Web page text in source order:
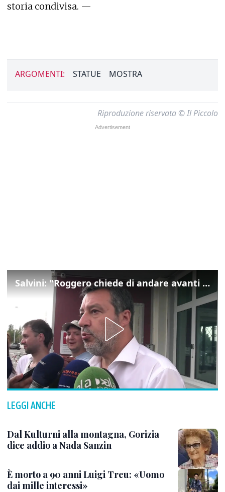
storia condivisa. —
ARGOMENTI: STATUE MOSTRA
Riproduzione riservata © Il Piccolo
Salvini: "Roggero chiede di andare avanti su norma anti-risarcimenti"
LEGGI ANCHE
Dal Kulturni alla montagna, Gorizia
dice addio a Nada Sanzin
È morto a 90 anni Luigi Treu: «Uomo
dai mille interessi»